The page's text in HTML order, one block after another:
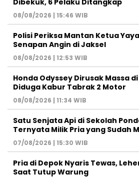
Dibekuk, 6 Pelaku Ditangkap
08/08/2026 | 15:46 WIB
Polisi Periksa Mantan Ketua
Senapan Angin di Jaksel
08/08/2026 | 12:53 WIB
Honda Odyssey Dirusak Massa
Diduga Kabur Tabrak 2 Motor
08/08/2026 | 11:34 WIB
Satu Senjata Api di Sekolah
Ternyata Milik Pria yang Sudah
07/08/2026 | 15:30 WIB
Pria di Depok Nyaris Tewas,
Saat Tutup Warung